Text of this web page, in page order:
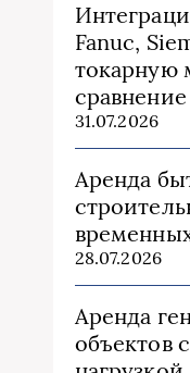
Fanuc,
токарную
31.07.2026
Аренда
28.07.2026
Аренда
объектов